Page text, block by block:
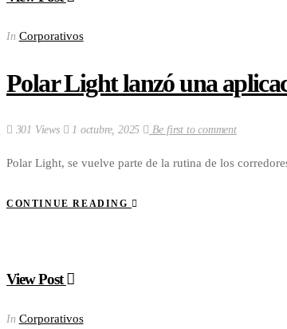
In Corporativos
Polar Light lanzó una
301 Views 1 octubre, 2025 Be first to comment
Polar Light, se vuelve parte de la rutina de los
CONTINUE READING
View Post
In Corporativos